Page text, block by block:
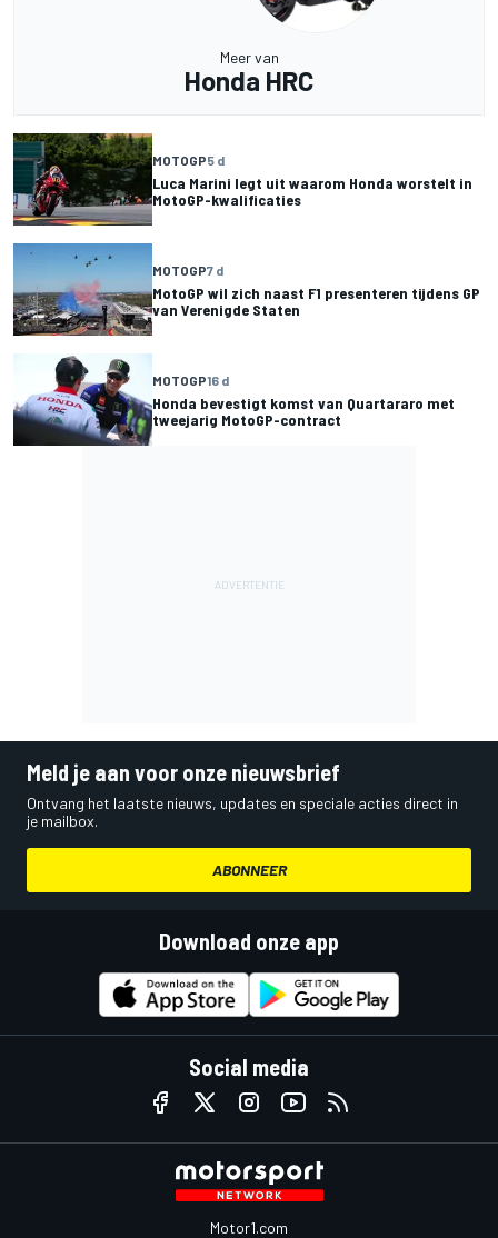
Meer van
Honda HRC
MOTOGP5 d
Luca Marini legt uit waarom Honda worstelt in
MotoGP-kwalificaties
MOTOGP7 d
MotoGP wil zich naast F1 presenteren tijdens GP
van Verenigde Staten
MOTOGP16 d
Honda bevestigt komst van Quartararo met
tweejarig MotoGP-contract
Meld je aan voor onze nieuwsbrief
Ontvang het laatste nieuws, updates en speciale acties direct in
je mailbox.
ABONNEER
Download onze app
Social media
Motor1.com